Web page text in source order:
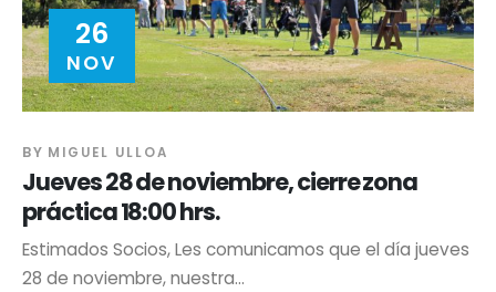
26
NOV
BY MIGUEL ULLOA
Jueves 28 de noviembre, cierre zona
práctica 18:00 hrs.
Estimados Socios, Les comunicamos que el día jueves
28 de noviembre, nuestra...